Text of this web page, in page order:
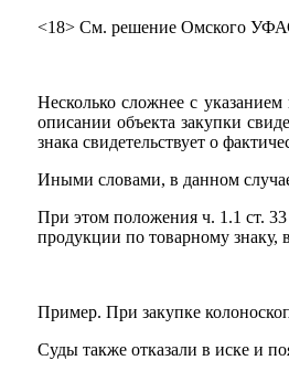
<18> См. решение Омского
Несколько сложнее с
описании объекта закупки
знака свидетельствует о
Иными словами, в данном
При этом положения ч. 1.1 ст.
продукции по товарному знаку,
Пример. При закупке
Суды также отказали в иске и